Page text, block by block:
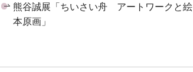
熊谷誠展「ちいさい舟 アートワークと絵
本原画」